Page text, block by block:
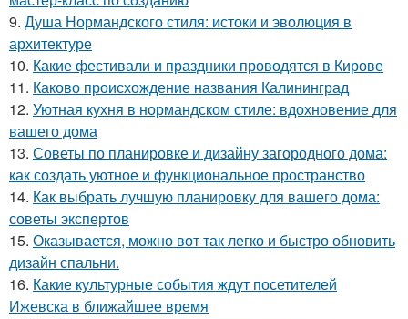
9. Душа Нормандского стиля: истоки и эволюция в
архитектуре
10. Какие фестивали и праздники проводятся в Кирове
11. Каково происхождение названия Калининград
12. Уютная кухня в нормандском стиле: вдохновение для
вашего дома
13. Советы по планировке и дизайну загородного дома:
как создать уютное и функциональное пространство
14. Как выбрать лучшую планировку для вашего дома:
советы экспертов
15. Оказывается, можно вот так легко и быстро обновить
дизайн спальни.
16. Какие культурные события ждут посетителей
Ижевска в ближайшее время